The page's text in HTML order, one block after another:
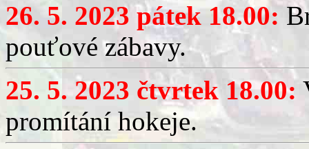
26. 5. 2023 pátek 18.00:
pouťové zábavy.
25. 5. 2023 čtvrtek 18.00:
promítání hokeje.